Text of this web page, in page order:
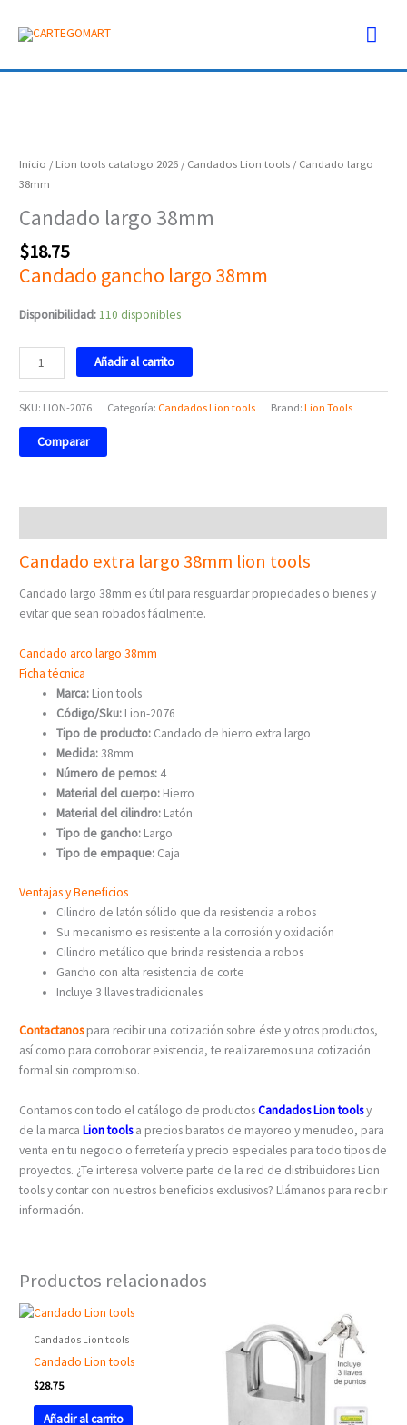
Inicio / Lion tools catalogo 2026 / Candados Lion tools / Candado largo
38mm
Candado largo 38mm
$18.75
Candado gancho largo 38mm
Disponibilidad:110 disponibles
38mm
cantidad
Añadir al carrito
SKU: LION-2076 Categoría: Candados Lion tools Brand:Lion Tools
Comparar
Candado extra largo 38mm lion tools
Candado largo 38mm es útil para resguardar propiedades o bienes y
evitar que sean robados fácilmente.
Candado arco largo 38mm
Ficha técnica
Marca: Lion tools
Código/Sku: Lion-2076
Tipo de producto: Candado de hierro extra largo
Medida:38mm
Número de pernos: 4
Material del cuerpo: Hierro
Material del cilindro: Latón
Tipo de gancho: Largo
Tipo de empaque: Caja
Ventajas y Beneficios
Cilindro de latón sólido que da resistencia a robos
Su mecanismo es resistente a la corrosión y oxidación
Cilindro metálico que brinda resistencia a robos
Gancho con alta resistencia de corte
Incluye 3 llaves tradicionales
Contactanospara recibir una cotización sobre éste y otros productos,
así como para corroborar existencia, te realizaremos una cotización
formal sin compromiso.
Contamos con todo el catálogo de productosCandados Lion toolsy
de la marcaLion toolsa precios baratos de mayoreo y menudeo, para
venta en tu negocio o ferretería y precio especiales para todo tipos de
proyectos. ¿Te interesa volverte parte de la red de distribuidores Lion
tools y contar con nuestros beneficios exclusivos? Llámanos para recibir
información.
Productos relacionados
Candados Lion tools
Candado Lion tools
$28.75
Añadir al carrito